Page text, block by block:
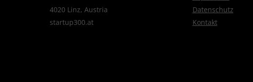
4020 Linz, Austria
startup300.at
Datenschutz
Kontakt